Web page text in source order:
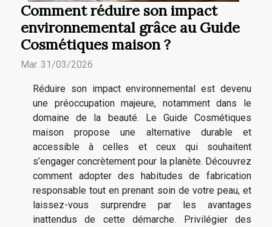
Comment réduire son impact
environnemental grâce au Guide
Cosmétiques maison ?
Mar. 31/03/2026
Réduire son impact environnemental est devenu
une préoccupation majeure, notamment dans le
domaine de la beauté. Le Guide Cosmétiques
maison propose une alternative durable et
accessible à celles et ceux qui souhaitent
s’engager concrètement pour la planète. Découvrez
comment adopter des habitudes de fabrication
responsable tout en prenant soin de votre peau, et
laissez-vous surprendre par les avantages
inattendus de cette démarche. Privilégier des